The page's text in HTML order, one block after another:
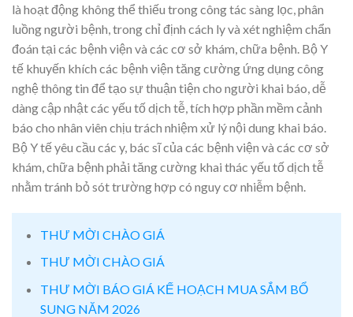
là hoạt động không thể thiếu trong công tác sàng lọc, phân
luồng người bệnh, trong chỉ định cách ly và xét nghiệm chẩn
đoán tại các bệnh viện và các cơ sở khám, chữa bệnh. Bộ Y
tế khuyến khích các bệnh viện tăng cường ứng dụng công
nghệ thông tin để tạo sự thuận tiện cho người khai báo, dễ
dàng cập nhật các yếu tố dịch tễ, tích hợp phần mềm cảnh
báo cho nhân viên chịu trách nhiệm xử lý nội dung khai báo.
Bộ Y tế yêu cầu các y, bác sĩ của các bệnh viện và các cơ sở
khám, chữa bệnh phải tăng cường khai thác yếu tố dịch tễ
nhằm tránh bỏ sót trường hợp có nguy cơ nhiễm bệnh.
THƯ MỜI CHÀO GIÁ
THƯ MỜI CHÀO GIÁ
THƯ MỜI BÁO GIÁ KẾ HOẠCH MUA SẮM BỔ
SUNG NĂM 2026